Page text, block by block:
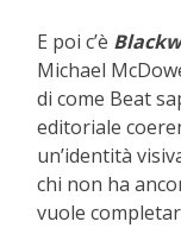
E poi c’è
Michael
di come Beat
editoriale
un’identità
chi non ha
vuole